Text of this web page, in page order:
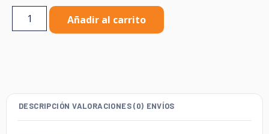
Añadir al carrito
DESCRIPCIÓN VALORACIONES (0) ENVÍOS